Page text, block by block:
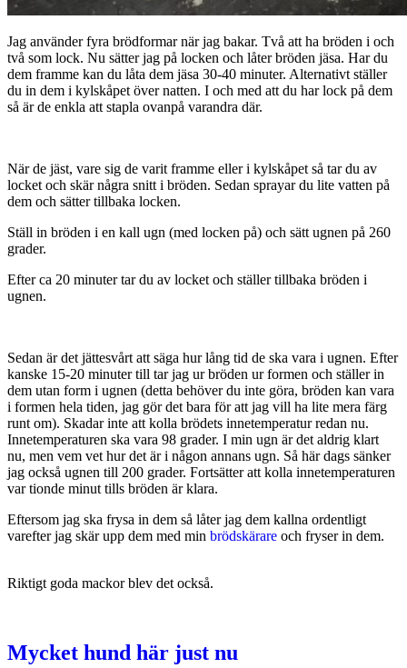
Jag använder fyra brödformar när jag bakar. Två att ha bröden i och
två som lock. Nu sätter jag på locken och låter bröden jäsa. Har du
dem framme kan du låta dem jäsa 30-40 minuter. Alternativt ställer
du in dem i kylskåpet över natten. I och med att du har lock på dem
så är de enkla att stapla ovanpå varandra där.
När de jäst, vare sig de varit framme eller i kylskåpet så tar du av
locket och skär några snitt i bröden. Sedan sprayar du lite vatten på
dem och sätter tillbaka locken.
Ställ in bröden i en kall ugn (med locken på) och sätt ugnen på 260
grader.
Efter ca 20 minuter tar du av locket och ställer tillbaka bröden i
ugnen.
Sedan är det jättesvårt att säga hur lång tid de ska vara i ugnen. Efter
kanske 15-20 minuter till tar jag ur bröden ur formen och ställer in
dem utan form i ugnen (detta behöver du inte göra, bröden kan vara
i formen hela tiden, jag gör det bara för att jag vill ha lite mera färg
runt om). Skadar inte att kolla brödets innetemperatur redan nu.
Innetemperaturen ska vara 98 grader. I min ugn är det aldrig klart
nu, men vem vet hur det är i någon annans ugn. Så här dags sänker
jag också ugnen till 200 grader. Fortsätter att kolla innetemperaturen
var tionde minut tills bröden är klara.
Eftersom jag ska frysa in dem så låter jag dem kallna ordentligt
varefter jag skär upp dem med min brödskärare och fryser in dem.
Riktigt goda mackor blev det också.
Mycket hund här just nu